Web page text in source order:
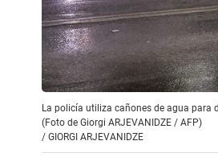
La policía utiliza cañones de agua para
(Foto de Giorgi ARJEVANIDZE / AFP)
/ GIORGI ARJEVANIDZE